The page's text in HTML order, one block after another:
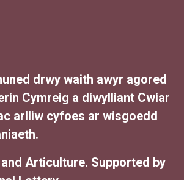
drwy waith awyr agored
Cymreig a diwylliant Cwiar
arlliw cyfoes ar wisgoedd
Articulture. Supported by